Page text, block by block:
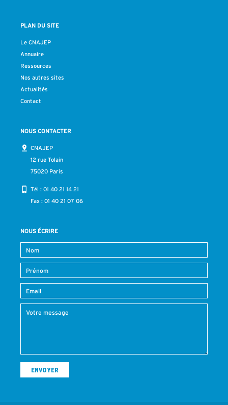
PLAN DU SITE
Le CNAJEP
Annuaire
Ressources
Nos autres sites
Actualités
Contact
NOUS CONTACTER
CNAJEP
12 rue Tolain
75020 Paris
Tél : 01 40 21 14 21
Fax : 01 40 21 07 06
NOUS ÉCRIRE